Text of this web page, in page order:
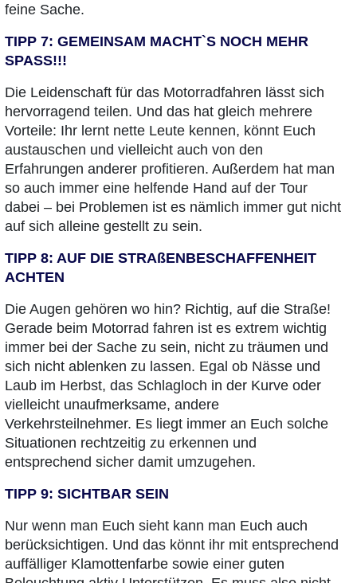
feine Sache.
TIPP 7: GEMEINSAM MACHT`S NOCH MEHR
SPASS!!!
Die Leidenschaft für das Motorradfahren lässt sich
hervorragend teilen. Und das hat gleich mehrere
Vorteile: Ihr lernt nette Leute kennen, könnt Euch
austauschen und vielleicht auch von den
Erfahrungen anderer profitieren. Außerdem hat man
so auch immer eine helfende Hand auf der Tour
dabei – bei Problemen ist es nämlich immer gut nicht
auf sich alleine gestellt zu sein.
TIPP 8: AUF DIE STRAßENBESCHAFFENHEIT
ACHTEN
Die Augen gehören wo hin? Richtig, auf die Straße!
Gerade beim Motorrad fahren ist es extrem wichtig
immer bei der Sache zu sein, nicht zu träumen und
sich nicht ablenken zu lassen. Egal ob Nässe und
Laub im Herbst, das Schlagloch in der Kurve oder
vielleicht unaufmerksame, andere
Verkehrsteilnehmer. Es liegt immer an Euch solche
Situationen rechtzeitig zu erkennen und
entsprechend sicher damit umzugehen.
TIPP 9: SICHTBAR SEIN
Nur wenn man Euch sieht kann man Euch auch
berücksichtigen. Und das könnt ihr mit entsprechend
auffälliger Klamottenfarbe sowie einer guten